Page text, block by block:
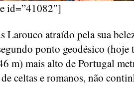
id=”41082″]
Larouco atraído pela sua
ponto geodésico (hoje
m) mais alto de Portugal
celtas e romanos, não